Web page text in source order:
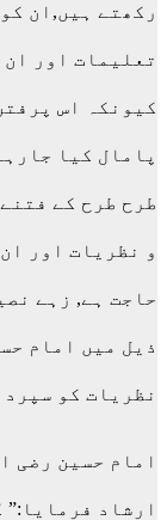
رکھتے ہیں,ان
تعلیمات اور
کیونکہ اس
پامال کیا
طرح طرح کے
و نظریات اور
حاجت ہے, زہے
ذیل میں امام
نظریات کو سپرد
امام حسین رضی
ارشاد